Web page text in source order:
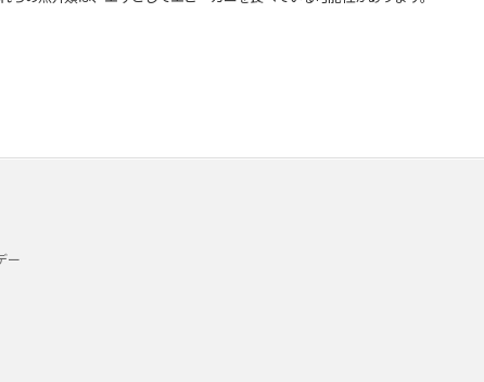
ー